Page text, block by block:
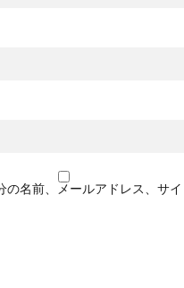
名前、メールアドレス、サイ